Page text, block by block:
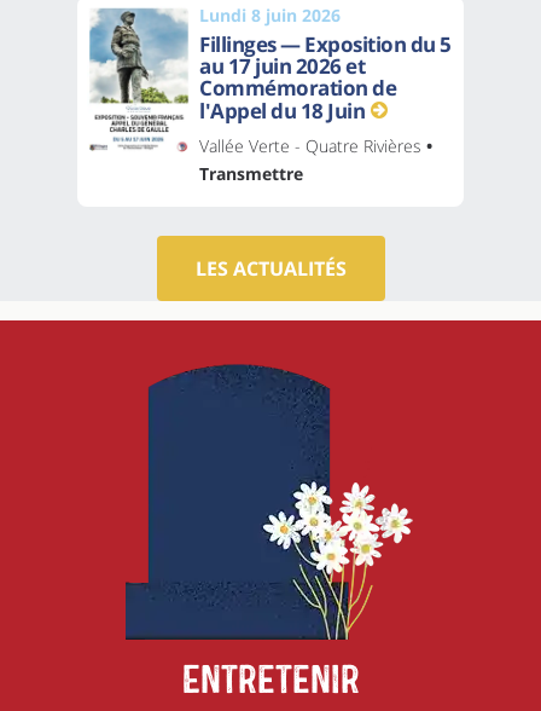
Lundi 8 juin 2026
Fillinges — Exposition du 5
au 17 juin 2026 et
Commémoration de
l'Appel du 18 Juin
Vallée Verte - Quatre Rivières •
Transmettre
LES ACTUALITÉS
Entretenir